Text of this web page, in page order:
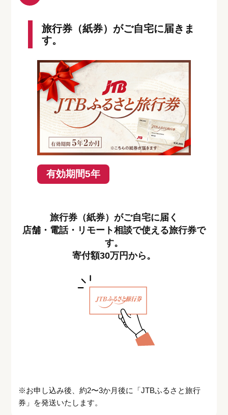
旅行券（紙券）がご自宅に届きま
す。
有効期間5年
旅行券（紙券）がご自宅に届く
店舗・電話・リモート相談で使える旅行券で
す。
寄付額30万円から。
※お申し込み後、約2〜3か月後に「JTBふるさと旅行
券」を発送いたします。